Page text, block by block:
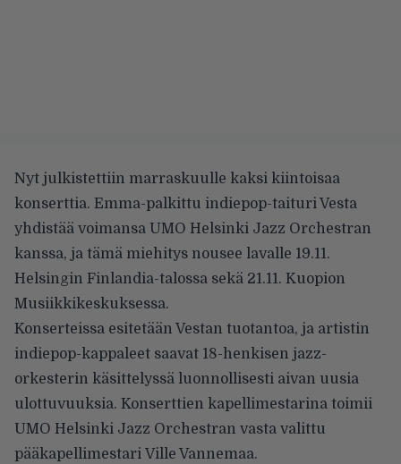
Nyt julkistettiin marraskuulle kaksi kiintoisaa
konserttia. Emma-palkittu indiepop-taituri Vesta
yhdistää voimansa UMO Helsinki Jazz Orchestran
kanssa, ja tämä miehitys nousee lavalle 19.11.
Helsingin Finlandia-talossa sekä 21.11. Kuopion
Musiikkikeskuksessa.
Konserteissa esitetään Vestan tuotantoa, ja artistin
indiepop-kappaleet saavat 18-henkisen jazz-
orkesterin käsittelyssä luonnollisesti aivan uusia
ulottuvuuksia. Konserttien kapellimestarina toimii
UMO Helsinki Jazz Orchestran vasta valittu
pääkapellimestari Ville Vannemaa.